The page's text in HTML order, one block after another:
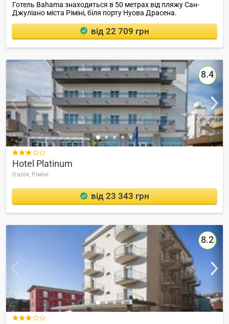
Готель Bahamа знаходиться в 50 метрах від пляжу Сан-
Джуліано міста Ріміні, біля порту Нуова Драсена.
від 22 709 грн
8.4

Hotel Platinum
Італія, Ріміні
від 23 343 грн
8.2
